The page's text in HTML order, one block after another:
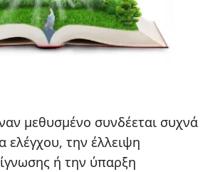
μεθυσμένο συνδέεται συχνά
ελέγχου, την έλλειψη
ή την ύπαρξη